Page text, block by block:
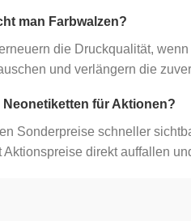
man Farbwalzen?
die Druckqualität,
und verlängern die
Neonetiketten für Aktionen?
Sonderpreise schneller
Aktionspreise direkt auffallen